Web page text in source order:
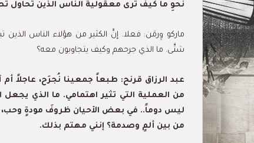
نحوِ ما كيف ترى معقولية الناس الذين تحاول
ماركو وِرمَن: فعلا. إنَّ الكثير من هؤلاء الناس
شتَّى. ما الذي جرحهم وكيف يتجاوبون معه؟
عبد الرزاق قرنح: طبعاً جمعينا نُجرَح، عاجلاً
من العملية التي تثير اهتمامي. ما الذي
ليس دوماً.. في بعض الأحيان ظروفَ مودةٍ وحب،
من بين ألمٍ وصدمة؟ إنني مهتم بذلك.